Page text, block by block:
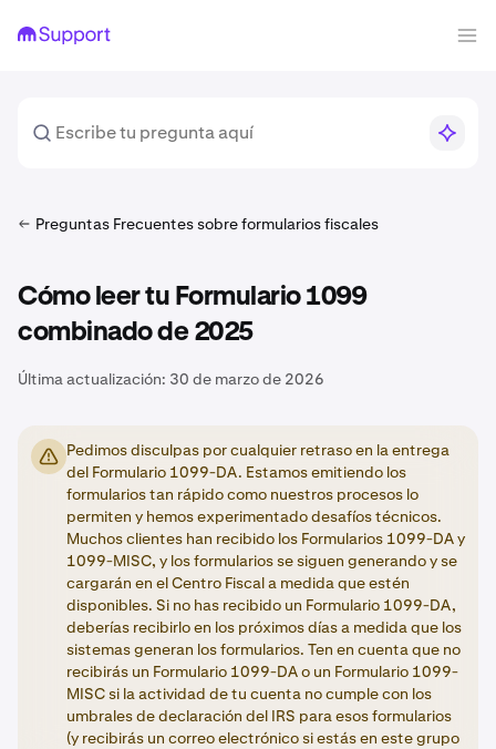
Preguntas Frecuentes sobre formularios fiscales
Cómo leer tu Formulario 1099
combinado de 2025
Última actualización: 30 de marzo de 2026
Pedimos disculpas por cualquier retraso en la entrega
del Formulario 1099-DA. Estamos emitiendo los
formularios tan rápido como nuestros procesos lo
permiten y hemos experimentado desafíos técnicos.
Muchos clientes han recibido los Formularios 1099-DA y
1099-MISC, y los formularios se siguen generando y se
cargarán en el Centro Fiscal a medida que estén
disponibles. Si no has recibido un Formulario 1099-DA,
deberías recibirlo en los próximos días a medida que los
sistemas generan los formularios. Ten en cuenta que no
recibirás un Formulario 1099-DA o un Formulario 1099-
MISC si la actividad de tu cuenta no cumple con los
umbrales de declaración del IRS para esos formularios
(y recibirás un correo electrónico si estás en este grupo